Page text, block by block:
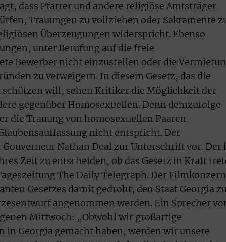
dass Pfarrer und andere religiöse Amtsträger
Trauungen zu vollziehen oder Sakramente
Überzeugungen widerspricht. Ebenso
unter Berufung auf die freie
Bewerber nicht einzustellen oder die
zu verweigern. In diesem Gesetz, das die
will, sehen Kritiker die Möglichkeit der
gegenüber Homosexuellen. Denn demzufolge
die Trauung von homosexuellen Paaren
nicht entspricht. Der
Nathan Deal zur Unterschrift vor. Der
Zeit zu entscheiden, ob das Gesetz in Kraft
The Daily Telegraph. Der Filmkonzern
Gesetzes damit gedroht, den Staat Georgia
angenommen werden. Ein Sprecher
Mittwoch: „Obwohl wir großartige
in Georgia gemacht haben, werden wir unsere